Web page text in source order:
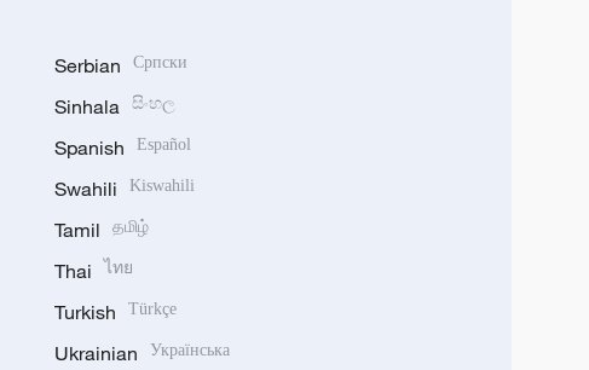
Serbian Српски
Sinhala සිංහල
Spanish Español
Swahili Kiswahili
Tamil தமிழ்
Thai ไทย
Turkish Türkçe
Ukrainian Українська